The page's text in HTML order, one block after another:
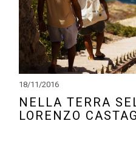
18/11/2016
NELLA TERRA
LORENZO